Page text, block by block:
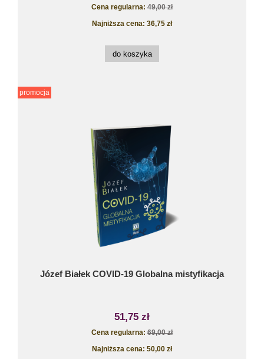
Cena regularna: 49,00 zł
Najniższa cena: 36,75 zł
do koszyka
Józef Białek COVID-19 Globalna mistyfikacja
51,75 zł
Cena regularna: 69,00 zł
Najniższa cena: 50,00 zł
promocja